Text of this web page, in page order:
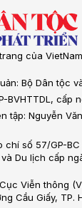
của
Bộ Dân tộc
BVHTTDL, cấp
tập: Nguyễn
chí số 57/GP-
Du lịch cấp
Viễn thông
Cầu Giấy, TP.